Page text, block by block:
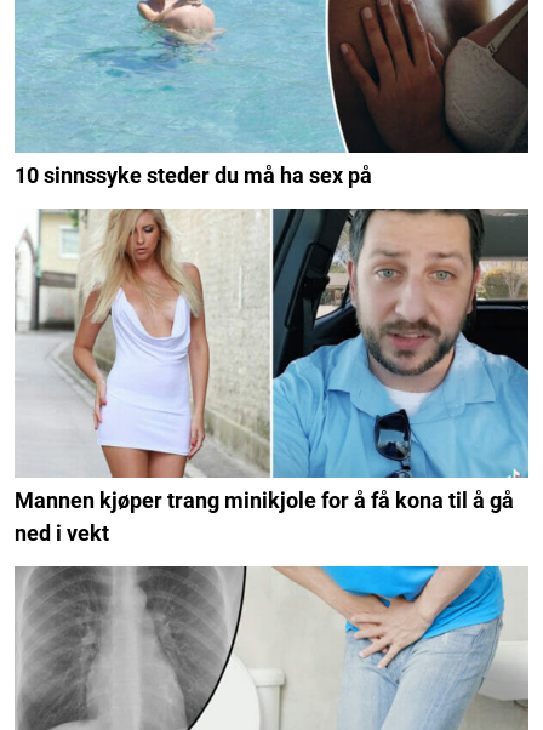
10 sinnssyke steder du må ha sex på
Mannen kjøper trang minikjole for å få kona til å gå
ned i vekt